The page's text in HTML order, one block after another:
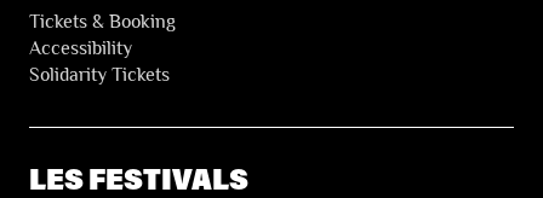
Tickets & Booking
Accessibility
Solidarity Tickets
LES FESTIVALS